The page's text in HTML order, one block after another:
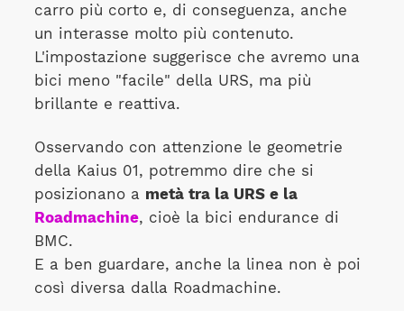
carro più corto e, di conseguenza, anche
un interasse molto più contenuto.
L'impostazione suggerisce che avremo una
bici meno "facile" della URS, ma più
brillante e reattiva.
Osservando con attenzione le geometrie
della Kaius 01, potremmo dire che si
posizionano a metà tra la URS e la
Roadmachine, cioè la bici endurance di
BMC.
E a ben guardare, anche la linea non è poi
così diversa dalla Roadmachine.